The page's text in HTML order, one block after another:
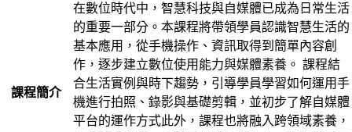
課程簡介
在數位時代中，智慧科技與自媒體已成為日常生活
的重要一部分。本課程將帶領學員認識智慧生活的
基本應用，從手機操作、資訊取得到簡單內容創
作，逐步建立數位使用能力與媒體素養。 課程結
合生活實例與時下趨勢，引導學員學習如何運用手
機進行拍照、錄影與基礎剪輯，並初步了解自媒體
平台的運作方式此外，課程也將融入跨領域素養，